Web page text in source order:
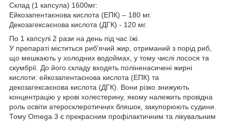
Склад (1 капсула) 1600мг:
Ейкозапентаєнова кислота (ЕПК) – 180 мг.
Декозагексаєнова кислота (ДГК) - 120 мг.
По 1 капсулі 2 рази на день під час їжі.
У препараті міститься риб'ячий жир, отриманий з порід риб,
що мешкають у холодних водоймах, у тому числі лосося та
скумбрії. До його складу входять поліненасичені жирні
кислоти: ейкозапентаєнова кислота (ЕПК) та
декозагексаєнова кислота (ДГК). Вони різко знижують
концентрацію у крові холестерину, якому належить провідна
роль освіти атеросклеротичних бляшок, закупорюють судини.
Тому Omega 3 є прекрасним профілактичним та лікувальним